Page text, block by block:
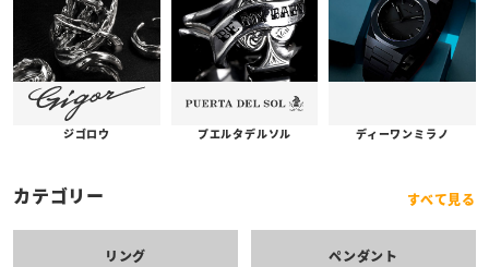
ジゴロウ プエルタデルソル ディーワンミラノ
カテゴリー すべて見る
リング ペンダント